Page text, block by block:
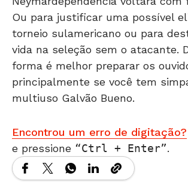
Ou para justificar uma possível
torneio sulamericano ou para
vida na seleção sem o atacante.
forma é melhor preparar os
principalmente se você tem
multiuso Galvão Bueno.
Encontrou um erro de digitação?
e pressione
Ctrl + Enter .